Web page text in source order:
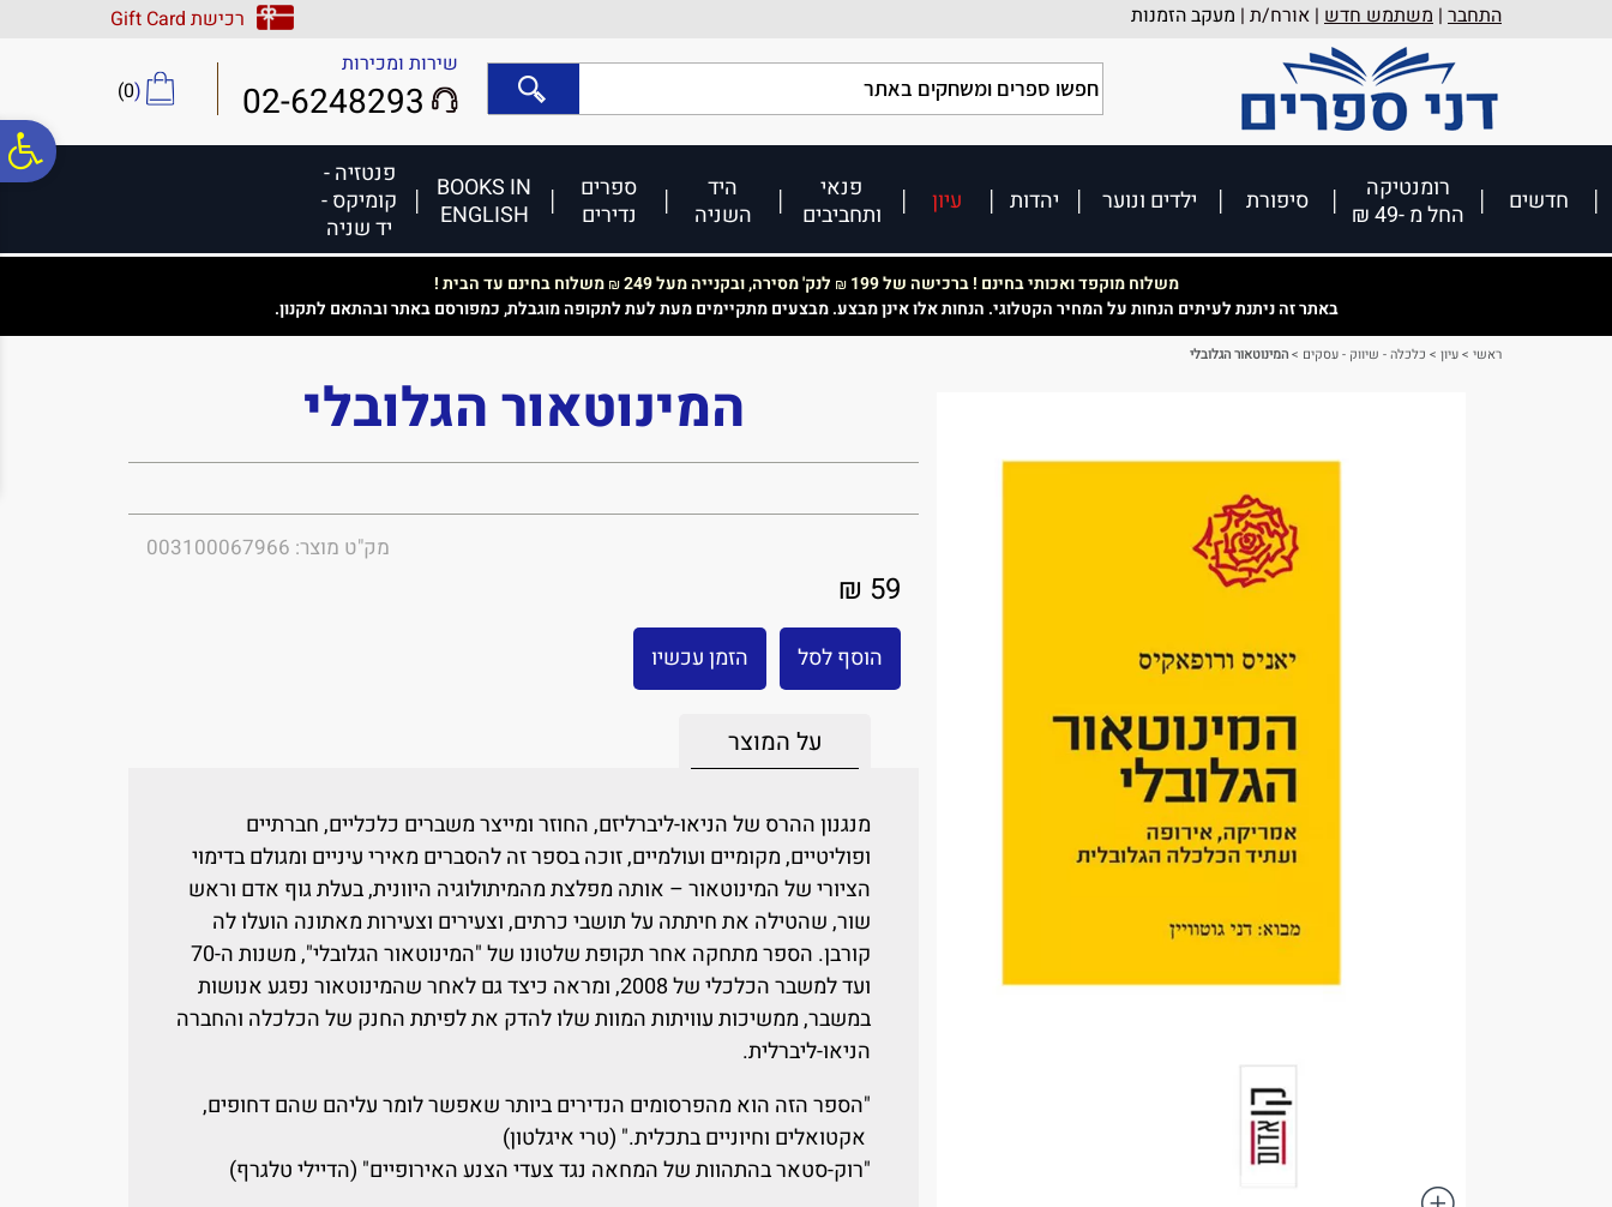
נגישות
אתר
המרכזי
התחבר | משתמש חדש | אורח/ת | מעקב הזמנות
רכישת Gift Card
שירות ומכירות
02-6248293
(
0
)
חדשים
רומנטיקה
החל מ -49 ₪
סיפורת ילדים ונוער יהדות עיון
פנאי
ותחביבים
היד
השניה
ספרים
נדירים
BOOKS IN
ENGLISH
פנטזיה -
קומיקס -
יד שניה
משלוח מוקפד ואכותי בחינם ! ברכישה של 199 ₪ לנק' מסירה, ובקנייה מעל 249 ₪משלוח בחינם עד הבית !
באתר זה ניתנת לעיתים הנחות על המחיר הקטלוגי. הנחות אלו אינן מבצע. מבצעים מתקיימים מעת לעת לתקופה מוגבלת, כמפורסם באתר ובהתאם לתקנון.
ראשי >עיון > כלכלה - שיווק - עסקים >המינוטאור הגלובלי
המינוטאור הגלובלי
מק"ט מוצר: 003100067966
59 ₪
הוסף לסל הזמן עכשיו
על המוצר
מנגנון ההרס של הניאו-ליברליזם, החוזר ומייצר משברים כלכליים, חברתיים
ופוליטיים, מקומיים ועולמיים, זוכה בספר זה להסברים מאירי עיניים ומגולם בדימוי
הציורי של המינוטאור – אותה מפלצת מהמיתולוגיה היוונית, בעלת גוף אדם וראש
שור, שהטילה את חיתתה על תושבי כרתים, וצעירים וצעירות מאתונה הועלו לה
קורבן. הספר מתחקה אחר תקופת שלטונו של "המינוטאור הגלובלי", משנות ה-70
ועד למשבר הכלכלי של 2008, ומראה כיצד גם לאחר שהמינוטאור נפגע אנושות
במשבר, ממשיכות עוויתות המוות שלו להדק את לפיתת החנק של הכלכלה והחברה
הניאו-ליברלית.
"הספר הזה הוא מהפרסומים הנדירים ביותר שאפשר לומר עליהם שהם דחופים,
אקטואלים וחיוניים בתכלית." (טרי איגלטון)
"רוק-סטאר בהתהוות של המחאה נגד צעדי הצנע האירופיים" (הדיילי טלגרף)